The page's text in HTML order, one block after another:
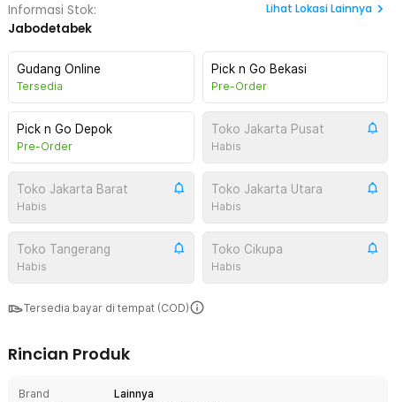
Informasi Stok:
Jabodetabek
Lihat Lokasi Lainnya
Gudang Online
Tersedia
Pick n Go Bekasi
Pre-Order
Pick n Go Depok
Pre-Order
Toko Jakarta Pusat
Habis
Toko Jakarta Barat
Habis
Toko Jakarta Utara
Habis
Toko Tangerang
Habis
Toko Cikupa
Habis
Tersedia bayar di tempat (COD)
Rincian Produk
Brand
Lainnya